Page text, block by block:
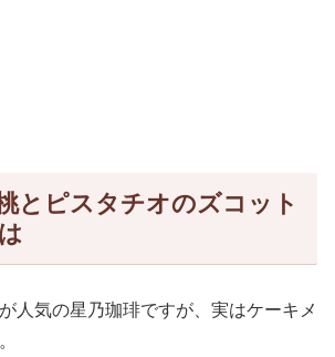
とピスタチオのズコット
人気の星乃珈琲ですが、実はケーキメ